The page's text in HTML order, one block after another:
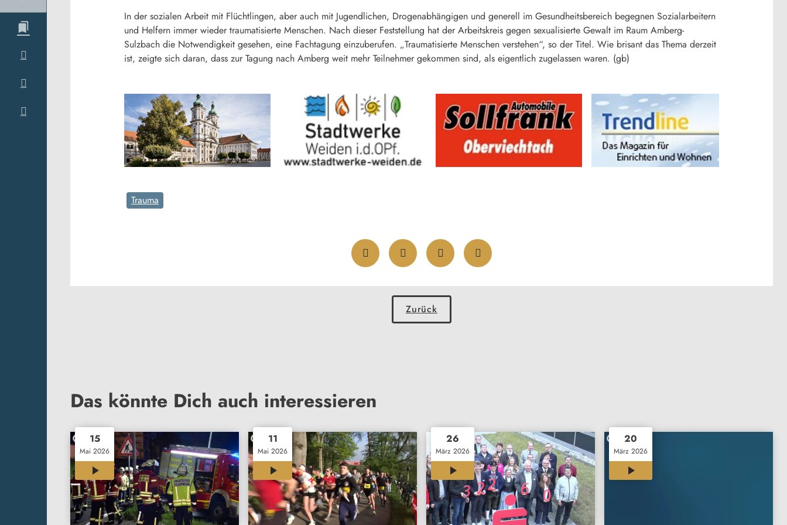
In der sozialen Arbeit mit Flüchtlingen, aber auch mit Jugendlichen, Drogenabhängigen und generell im Gesundheitsbereich begegnen Sozialarbeitern
und Helfern immer wieder traumatisierte Menschen. Nach dieser Feststellung hat der Arbeitskreis gegen sexualisierte Gewalt im Raum Amberg-
Sulzbach die Notwendigkeit gesehen, eine Fachtagung einzuberufen. „Traumatisierte Menschen verstehen“, so der Titel. Wie brisant das Thema derzeit
ist, zeigte sich daran, dass zur Tagung nach Amberg weit mehr Teilnehmer gekommen sind, als eigentlich zugelassen waren. (gb)
Trauma
Zurück
Das könnte Dich auch interessieren
15
Mai 2026
00:30
11
Mai 2026
00:26
26
März 2026
00:27
20
März 2026